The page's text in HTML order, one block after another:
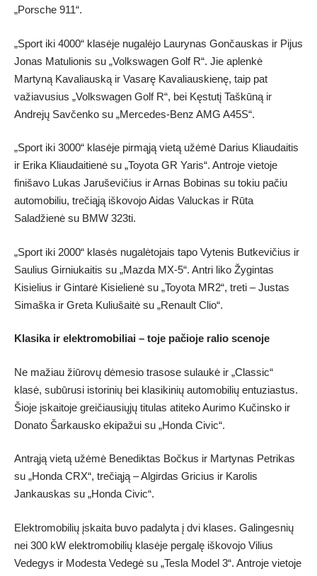
„Porsche 911“.
„Sport iki 4000“ klasėje nugalėjo Laurynas Gončauskas ir Pijus
Jonas Matulionis su „Volkswagen Golf R“. Jie aplenkė
Martyną Kavaliauską ir Vasarę Kavaliauskienę, taip pat
važiavusius „Volkswagen Golf R“, bei Kęstutį Taškūną ir
Andrejų Savčenko su „Mercedes-Benz AMG A45S“.
„Sport iki 3000“ klasėje pirmąją vietą užėmė Darius Kliaudaitis
ir Erika Kliaudaitienė su „Toyota GR Yaris“. Antroje vietoje
finišavo Lukas Jaruševičius ir Arnas Bobinas su tokiu pačiu
automobiliu, trečiąją iškovojo Aidas Valuckas ir Rūta
Saladžienė su BMW 323ti.
„Sport iki 2000“ klasės nugalėtojais tapo Vytenis Butkevičius ir
Saulius Girniukaitis su „Mazda MX-5“. Antri liko Žygintas
Kisielius ir Gintarė Kisielienė su „Toyota MR2“, treti – Justas
Simaška ir Greta Kuliušaitė su „Renault Clio“.
Klasika ir elektromobiliai – toje pačioje ralio scenoje
Ne mažiau žiūrovų dėmesio trasose sulaukė ir „Classic“
klasė, subūrusi istorinių bei klasikinių automobilių entuziastus.
Šioje įskaitoje greičiausiųjų titulas atiteko Aurimo Kučinsko ir
Donato Šarkausko ekipažui su „Honda Civic“.
Antrąją vietą užėmė Benediktas Bočkus ir Martynas Petrikas
su „Honda CRX“, trečiąją – Algirdas Gricius ir Karolis
Jankauskas su „Honda Civic“.
Elektromobilių įskaita buvo padalyta į dvi klases. Galingesnių
nei 300 kW elektromobilių klasėje pergalę iškovojo Vilius
Vedegys ir Modesta Vedegė su „Tesla Model 3“. Antroje vietoje